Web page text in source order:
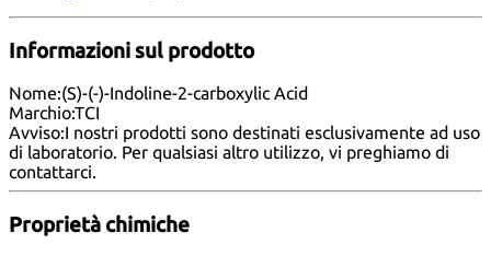
Informazioni sul prodotto
Nome:(S)-(-)-Indoline-2-carboxylic Acid
Marchio:TCI
Avviso:I nostri prodotti sono destinati esclusivamente ad uso
di laboratorio. Per qualsiasi altro utilizzo, vi preghiamo di
contattarci.
Proprietà chimiche